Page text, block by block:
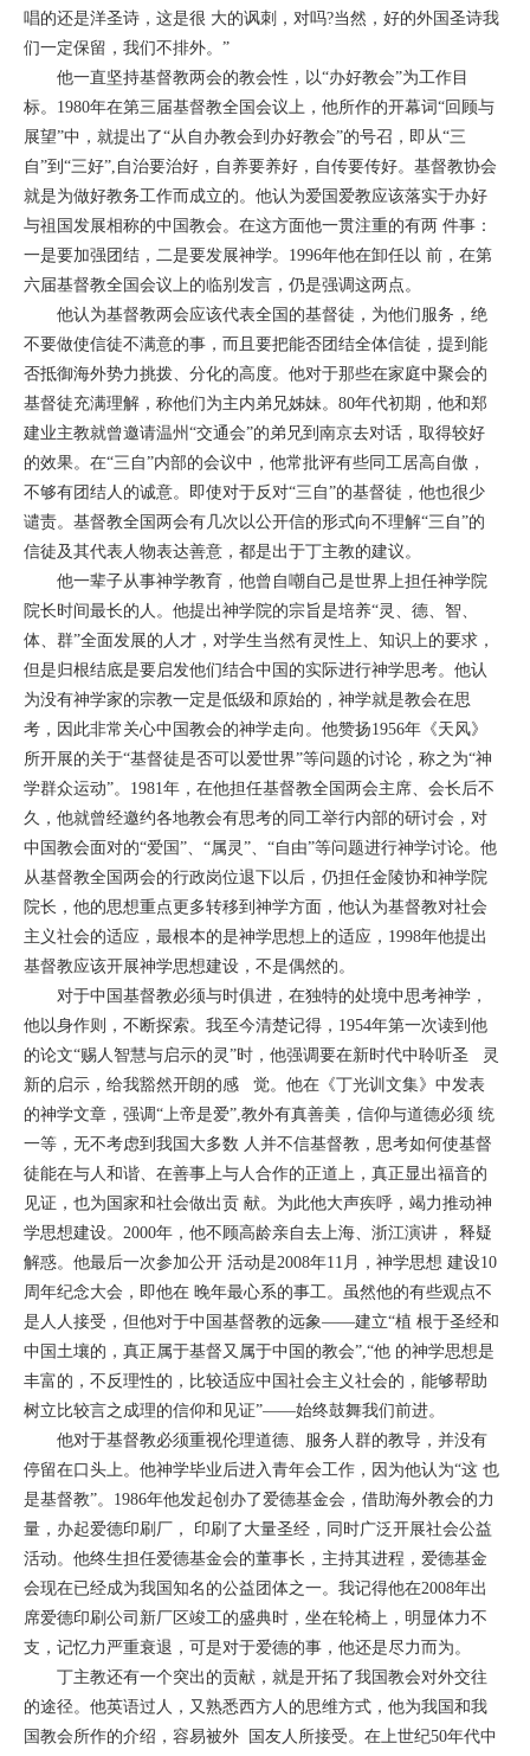
唱的还是洋圣诗，这是很 大的讽刺，对吗?当然，好的外国圣诗我
们一定保留，我们不排外。”
他一直坚持基督教两会的教会性，以“办好教会”为工作目
标。1980年在第三届基督教全国会议上，他所作的开幕词“回顾与
展望”中，就提出了“从自办教会到办好教会”的号召，即从“三
自”到“三好”,自治要治好，自养要养好，自传要传好。基督教协会
就是为做好教务工作而成立的。他认为爱国爱教应该落实于办好
与祖国发展相称的中国教会。在这方面他一贯注重的有两 件事：
一是要加强团结，二是要发展神学。1996年他在卸任以 前，在第
六届基督教全国会议上的临别发言，仍是强调这两点。
他认为基督教两会应该代表全国的基督徒，为他们服务，绝
不要做使信徒不满意的事，而且要把能否团结全体信徒，提到能
否抵御海外势力挑拨、分化的高度。他对于那些在家庭中聚会的
基督徒充满理解，称他们为主内弟兄姊妹。80年代初期，他和郑
建业主教就曾邀请温州“交通会”的弟兄到南京去对话，取得较好
的效果。在“三自”内部的会议中，他常批评有些同工居高自傲，
不够有团结人的诚意。即使对于反对“三自”的基督徒，他也很少
谴责。基督教全国两会有几次以公开信的形式向不理解“三自”的
信徒及其代表人物表达善意，都是出于丁主教的建议。
他一辈子从事神学教育，他曾自嘲自己是世界上担任神学院
院长时间最长的人。他提出神学院的宗旨是培养“灵、德、智、
体、群”全面发展的人才，对学生当然有灵性上、知识上的要求，
但是归根结底是要启发他们结合中国的实际进行神学思考。他认
为没有神学家的宗教一定是低级和原始的，神学就是教会在思
考，因此非常关心中国教会的神学走向。他赞扬1956年《天风》
所开展的关于“基督徒是否可以爱世界”等问题的讨论，称之为“神
学群众运动”。1981年，在他担任基督教全国两会主席、会长后不
久，他就曾经邀约各地教会有思考的同工举行内部的研讨会，对
中国教会面对的“爱国”、“属灵”、“自由”等问题进行神学讨论。他
从基督教全国两会的行政岗位退下以后，仍担任金陵协和神学院
院长，他的思想重点更多转移到神学方面，他认为基督教对社会
主义社会的适应，最根本的是神学思想上的适应，1998年他提出
基督教应该开展神学思想建设，不是偶然的。
对于中国基督教必须与时俱进，在独特的处境中思考神学，
他以身作则，不断探索。我至今清楚记得，1954年第一次读到他
的论文“赐人智慧与启示的灵”时，他强调要在新时代中聆听圣 灵
新的启示，给我豁然开朗的感 觉。他在《丁光训文集》中发表
的神学文章，强调“上帝是爱”,教外有真善美，信仰与道德必须 统
一等，无不考虑到我国大多数 人并不信基督教，思考如何使基督
徒能在与人和谐、在善事上与人合作的正道上，真正显出福音的
见证，也为国家和社会做出贡 献。为此他大声疾呼，竭力推动神
学思想建设。2000年，他不顾高龄亲自去上海、浙江演讲， 释疑
解惑。他最后一次参加公开 活动是2008年11月，神学思想 建设10
周年纪念大会，即他在 晚年最心系的事工。虽然他的有些观点不
是人人接受，但他对于中国基督教的远象——建立“植 根于圣经和
中国土壤的，真正属于基督又属于中国的教会”,“他 的神学思想是
丰富的，不反理性的，比较适应中国社会主义社会的，能够帮助
树立比较言之成理的信仰和见证”——始终鼓舞我们前进。
他对于基督教必须重视伦理道德、服务人群的教导，并没有
停留在口头上。他神学毕业后进入青年会工作，因为他认为“这 也
是基督教”。1986年他发起创办了爱德基金会，借助海外教会的力
量，办起爱德印刷厂， 印刷了大量圣经，同时广泛开展社会公益
活动。他终生担任爱德基金会的董事长，主持其进程，爱德基金
会现在已经成为我国知名的公益团体之一。我记得他在2008年出
席爱德印刷公司新厂区竣工的盛典时，坐在轮椅上，明显体力不
支，记忆力严重衰退，可是对于爱德的事，他还是尽力而为。
丁主教还有一个突出的贡献，就是开拓了我国教会对外交往
的途径。他英语过人，又熟悉西方人的思维方式，他为我国和我
国教会所作的介绍，容易被外 国友人所接受。在上世纪50年代中